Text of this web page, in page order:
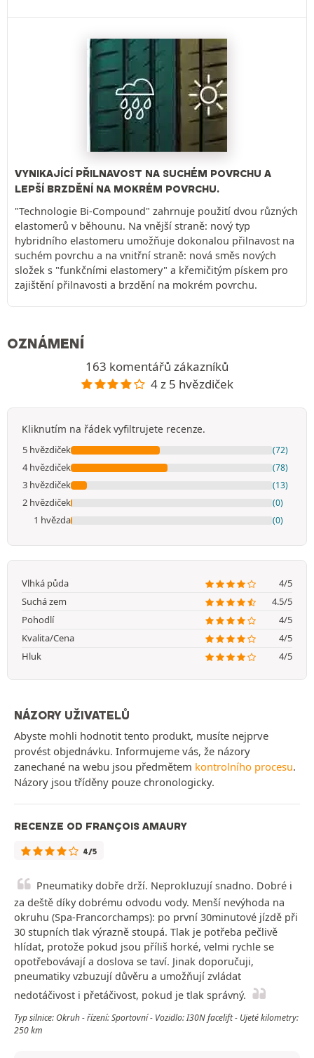
VYNIKAJÍCÍ PŘILNAVOST NA SUCHÉM POVRCHU A
LEPŠÍ BRZDĚNÍ NA MOKRÉM POVRCHU.
"Technologie Bi-Compound" zahrnuje použití dvou různých
elastomerů v běhounu. Na vnější straně: nový typ
hybridního elastomeru umožňuje dokonalou přilnavost na
suchém povrchu a na vnitřní straně: nová směs nových
složek s "funkčními elastomery" a křemičitým pískem pro
zajištění přilnavosti a brzdění na mokrém povrchu.
OZNÁMENÍ
163 komentářů zákazníků
4 z 5 hvězdiček
Kliknutím na řádek vyfiltrujete recenze.
5 hvězdiček (72)
4 hvězdiček (78)
3 hvězdiček (13)
2 hvězdiček (0)
1 hvězda (0)
Vlhká půda
4/5
Suchá zem
4.5/5
Pohodlí
4/5
Kvalita/Cena
4/5
Hluk
4/5
NÁZORY UŽIVATELŮ
Abyste mohli hodnotit tento produkt, musíte nejprve
provést objednávku. Informujeme vás, že názory
zanechané na webu jsou předmětem kontrolního procesu.
Názory jsou tříděny pouze chronologicky.
RECENZE OD FRANÇOIS AMAURY
4/5
Pneumatiky dobře drží. Neprokluzují snadno. Dobré i
za deště díky dobrému odvodu vody. Menší nevýhoda na
okruhu (Spa-Francorchamps): po první 30minutové jízdě při
30 stupních tlak výrazně stoupá. Tlak je potřeba pečlivě
hlídat, protože pokud jsou příliš horké, velmi rychle se
opotřebovávají a doslova se taví. Jinak doporučuji,
pneumatiky vzbuzují důvěru a umožňují zvládat
nedotáčivost i přetáčivost, pokud je tlak správný.
Typ silnice: Okruh - řízení: Sportovní - Vozidlo: I30N facelift - Ujeté kilometry:
250 km